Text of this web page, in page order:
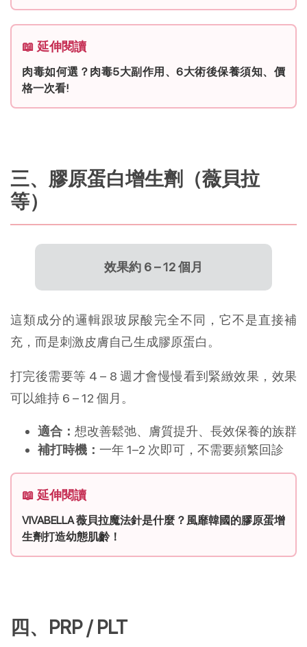
📖 延伸閱讀
肉毒如何選？肉毒5大副作用、6大術後保養須知、價
格一次看!
三、膠原蛋白增生劑（薇貝拉
等）
效果約 6 – 12 個月
這類成分的邏輯跟玻尿酸完全不同，它不是直接補
充，而是刺激皮膚自己生成膠原蛋白。
打完後需要等 4 – 8 週才會慢慢看到緊緻效果，效果
可以維持 6 – 12 個月。
適合： 想改善鬆弛、膚質提升、長效保養的族群
補打時機： 一年 1–2 次即可，不需要頻繁回診
📖 延伸閱讀
VIVABELLA 薇貝拉魔法針是什麼？風靡韓國的膠原蛋增
生劑打造幼態肌齡！
四、PRP / PLT